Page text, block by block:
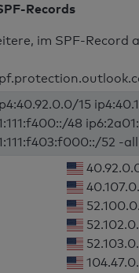
Records
im SPF-Record
15
48
52 -all